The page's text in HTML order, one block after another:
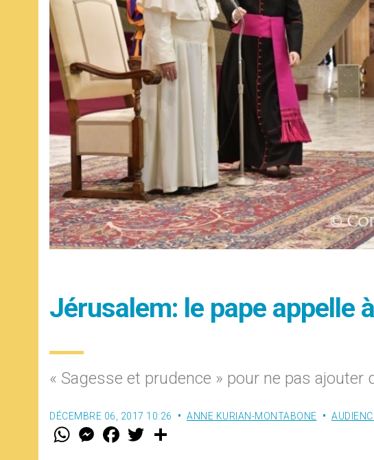
Jérusalem: le pape appelle
« Sagesse et prudence » pour ne pas ajouter
DÉCEMBRE 06, 2017 10:26 ANNE KURIAN-MONTABONE
W M
e
F
a w